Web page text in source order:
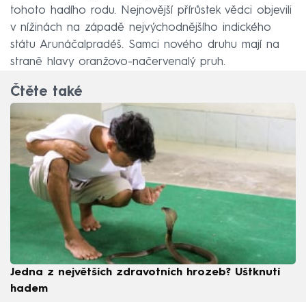
tohoto hadího rodu. Nejnovější přírůstek vědci objevili
v nížinách na západě nejvýchodnějšího indického
státu Arunáčalpradéš. Samci nového druhu mají na
straně hlavy oranžovo-načervenalý pruh.
Čtěte také
Jedna z největších zdravotních hrozeb? Uštknutí
hadem